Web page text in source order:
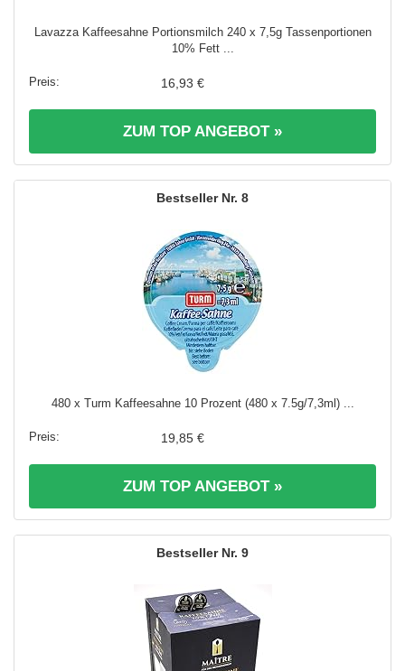
Lavazza Kaffeesahne Portionsmilch 240 x 7,5g Tassenportionen
10% Fett ...
16,93 €
ZUM TOP ANGEBOT »
8
480 x Turm Kaffeesahne 10 Prozent (480 x 7.5g/7,3ml) ...
19,85 €
ZUM TOP ANGEBOT »
9